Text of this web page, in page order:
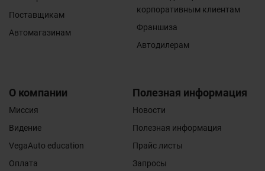
Поставщикам
Автомагазинам
корпоративным клиентам
Франшиза
Автодилерам
О компании
Миссия
Видение
VegaAuto education
Оплата
Полезная информация
Новости
Полезная информация
Прайс листы
Запросы